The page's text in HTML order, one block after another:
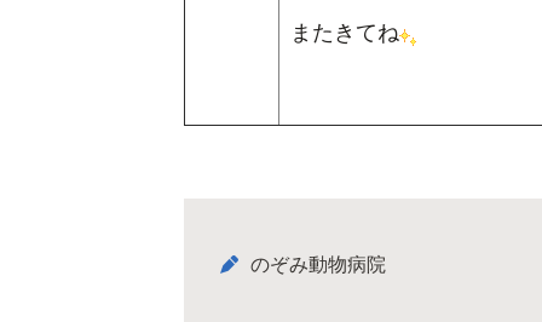
またきてね
のぞみ動物病院